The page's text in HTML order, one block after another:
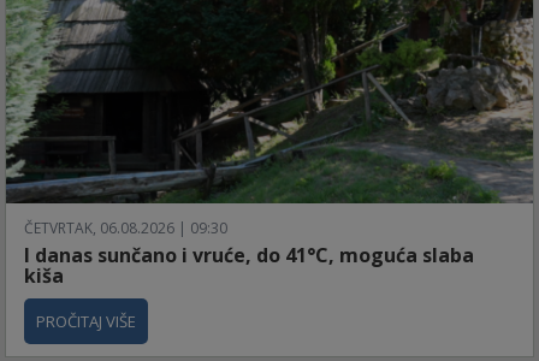
ČETVRTAK, 06.08.2026 | 09:30
I danas sunčano i vruće, do 41°C, moguća slaba
kiša
PROČITAJ VIŠE